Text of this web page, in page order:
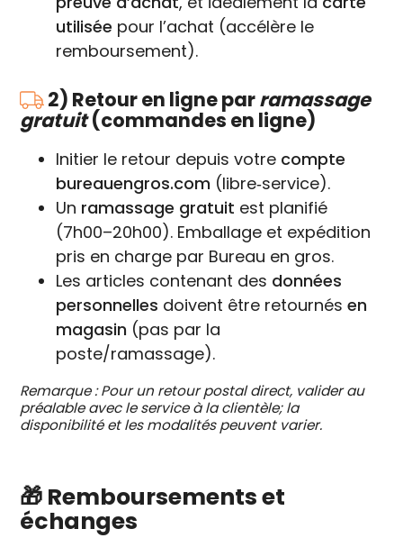
utilisée pour l’achat (accélère le
remboursement).
2) Retour en ligne parramassage
gratuit(commandes en ligne)
Initier le retour depuis votre compte
bureauengros.com (libre‑service).
Un ramassage gratuit est planifié
(7h00–20h00). Emballage et expédition
pris en charge par Bureau en gros.
Les articles contenant des données
personnelles doivent être retournésen
magasin (pas par la
poste/ramassage).
Remarque : Pour un retour postal direct, valider au
préalable avec le service à la clientèle; la
disponibilité et les modalités peuvent varier.
🎁 Remboursements et
échanges